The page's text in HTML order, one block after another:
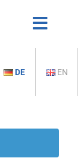
DE EN